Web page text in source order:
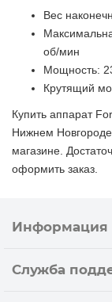
Вес
об/мин
Мощность:
Крутящий
Купить аппарат
Нижнем
магазине.
оформить заказ.
Информация
Служба